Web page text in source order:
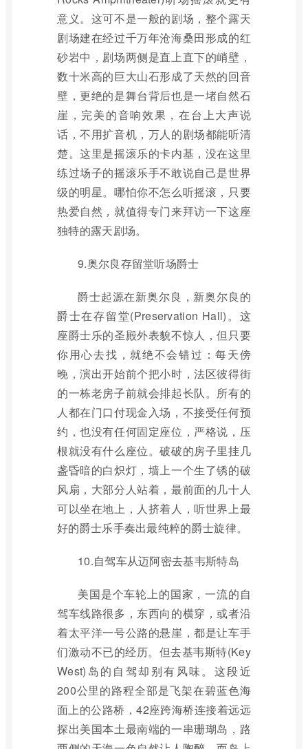
意义。这可不是一般的剧场，整个露天
剧场建在经过千万年沧海桑田形成的红
砂岩中，剧场两侧是直上直下的峭壁，
数十米高的巨大山石形成了天然的回音
壁，更绝的是舞台背后也是一堵自然石
崖，完美的音响效果，在台上大声说
话，不用扩音机，万人的剧场都能听清
楚。这里是摇滚乐的卡内基，没在这里
练过场子的摇滚乐手不敢说自己是世界
级的明星。哪怕你不怎么听摇滚，只要
热爱自然，就值得专门来拜访一下这座
独特的露天剧场。
9.奥尔良存留堂听场爵士
爵士起源在新奥尔良，新奥尔良的
爵士在存留堂(Preservation Hall)。这
座爵士乐的圣殿外表貌不惊人，但只要
你用心去找，就绝不会错过：每天傍
晚，演出开始前个把小时，法区彼得街
的一栋老房子前就会排起长队。所有的
人都在门口付现金入场，不接受任何预
约，也没有任何固定座位，严格说，压
根就没有什么座位。破破的房子里挂几
盏昏暗的白炽灯，墙上一个生了锈的破
风扇，大部分人站着，最前面的几十人
可以坐在地上，人挤着人，听世界上最
好的爵士乐手奏出最纯粹的爵士旋律。
10.自驾车从迈阿密去基韦斯特岛
美国是个车轮上的国家，一流的自
驾车线路很多，东西向的横穿，或者沿
着太平洋一号公路的悬崖，都是让车手
们激动不已的经历。但去基韦斯特(Key
West)岛的自驾却别有风味。这段近
200公里的路程全部是飞架在碧蓝色海
面上的公路桥，42座跨海桥连接着远远
探出美国本土最南端的一串珊瑚岛，路